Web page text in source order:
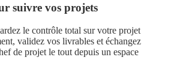
suivre vos projets
le contrôle total sur votre projet
validez vos livrables et échangez
de projet le tout depuis un espace